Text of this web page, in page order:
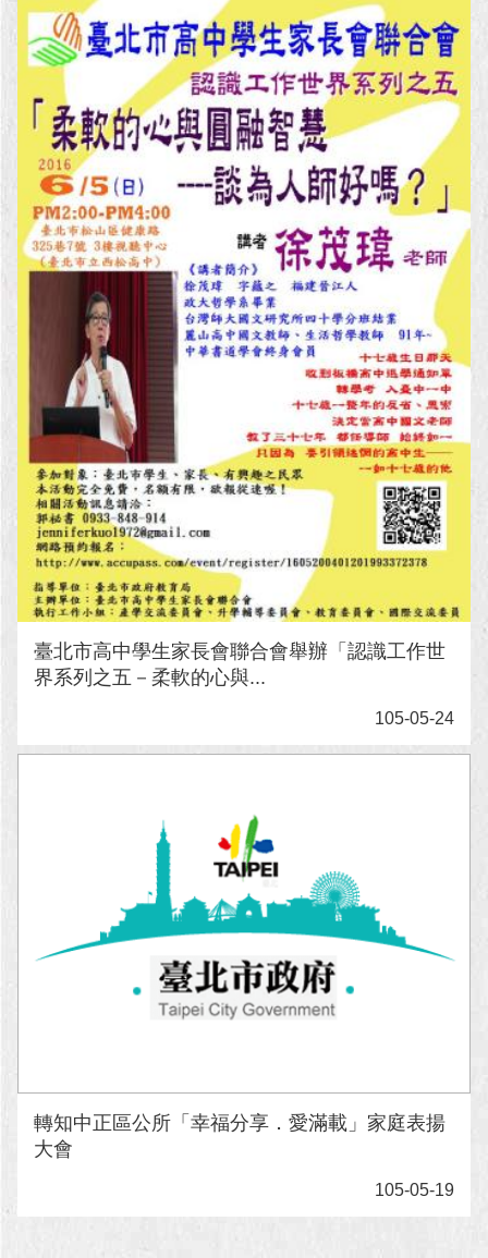
臺北市高中學生家長會聯合會舉辦「認識工作世
界系列之五－柔軟的心與...
105-05-24
轉知中正區公所「幸福分享．愛滿載」家庭表揚
大會
105-05-19